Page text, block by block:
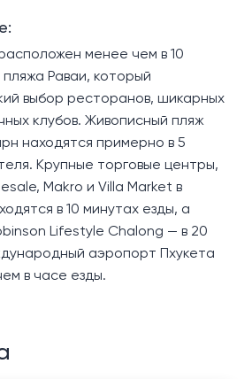
менее чем в 10
Раваи, который
выбор ресторанов, шикарных
клубов. Живописный пляж
находятся примерно в 5
Крупные торговые центры,
Makro и Villa Market в
в 10 минутах езды, а
Lifestyle Chalong — в 20
аэропорт Пхукета
в часе езды.